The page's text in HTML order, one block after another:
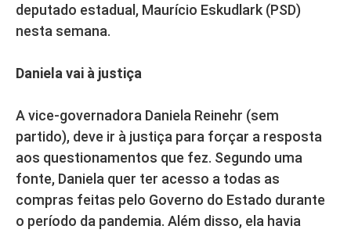
deputado estadual, Maurício Eskudlark (PSD)
nesta semana.
Daniela vai à justiça
A vice-governadora Daniela Reinehr (sem
partido), deve ir à justiça para forçar a resposta
aos questionamentos que fez. Segundo uma
fonte, Daniela quer ter acesso a todas as
compras feitas pelo Governo do Estado durante
o período da pandemia. Além disso, ela havia